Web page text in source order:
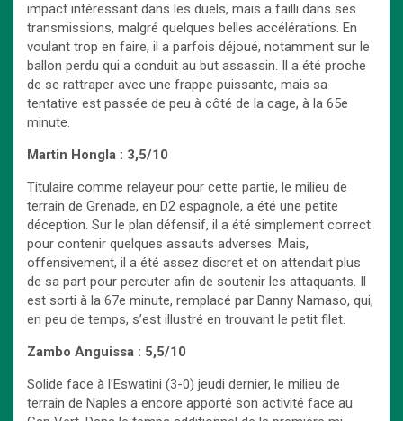
impact intéressant dans les duels, mais a failli dans ses
transmissions, malgré quelques belles accélérations. En
voulant trop en faire, il a parfois déjoué, notamment sur le
ballon perdu qui a conduit au but assassin. Il a été proche
de se rattraper avec une frappe puissante, mais sa
tentative est passée de peu à côté de la cage, à la 65e
minute.
Martin Hongla : 3,5/10
Titulaire comme relayeur pour cette partie, le milieu de
terrain de Grenade, en D2 espagnole, a été une petite
déception. Sur le plan défensif, il a été simplement correct
pour contenir quelques assauts adverses. Mais,
offensivement, il a été assez discret et on attendait plus
de sa part pour percuter afin de soutenir les attaquants. Il
est sorti à la 67e minute, remplacé par Danny Namaso, qui,
en peu de temps, s’est illustré en trouvant le petit filet.
Zambo Anguissa : 5,5/10
Solide face à l’Eswatini (3-0) jeudi dernier, le milieu de
terrain de Naples a encore apporté son activité face au